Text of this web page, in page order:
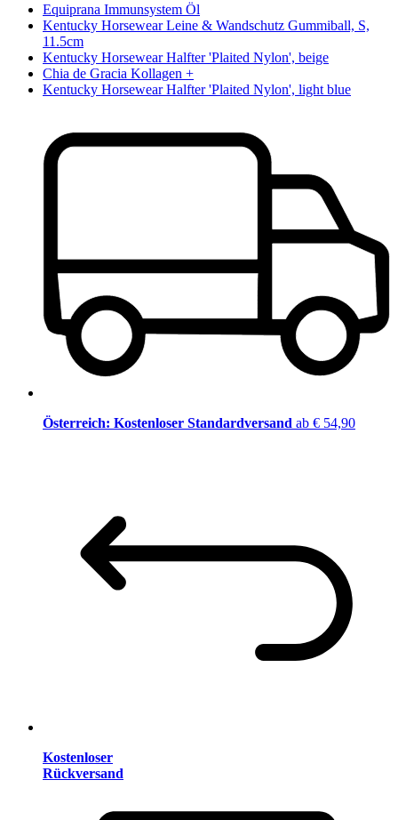
Equiprana Immunsystem Öl
Kentucky Horsewear Leine & Wandschutz Gummiball, S,
11.5cm
Kentucky Horsewear Halfter 'Plaited Nylon', beige
Chia de Gracia Kollagen +
Kentucky Horsewear Halfter 'Plaited Nylon', light blue
Österreich: Kostenloser Standardversand ab € 54,90
Kostenloser
Rückversand